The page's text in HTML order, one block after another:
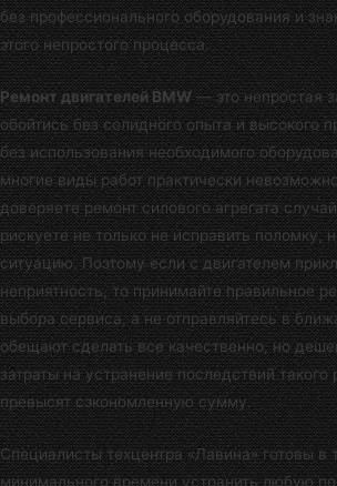
без профессионального оборудования и
этого непростого процесса.
Ремонт двигателей BMW— это непростая
обойтись без солидного опыта и высокого
без использования необходимого
многие виды работ практически
доверяете ремонт силового агрегата
рискуете не только не исправить поломку,
ситуацию. Поэтому если с двигателем
неприятность, то принимайте правильное
выбора сервиса, а не отправляйтесь в
обещают сделать все качественно, но
затраты на устранение последствий такого
превысят сэкономленную сумму.
Специалистытехцентра «Лавина»готовы в
минимального времени устранить любую